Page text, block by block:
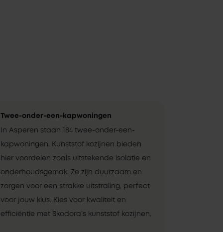
Twee-onder-een-kapwoningen
In Asperen staan 184 twee-onder-een-
kapwoningen. Kunststof kozijnen bieden
hier voordelen zoals uitstekende isolatie en
onderhoudsgemak. Ze zijn duurzaam en
zorgen voor een strakke uitstraling, perfect
voor jouw klus. Kies voor kwaliteit en
efficiëntie met Skodora’s kunststof kozijnen.